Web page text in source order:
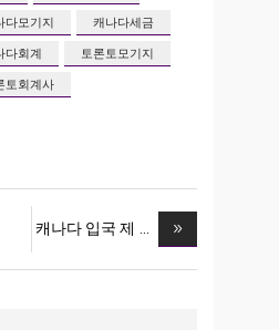
다모기지
캐나다세금
다회계
토론토모기지
토회계사
캐나다 입국 제